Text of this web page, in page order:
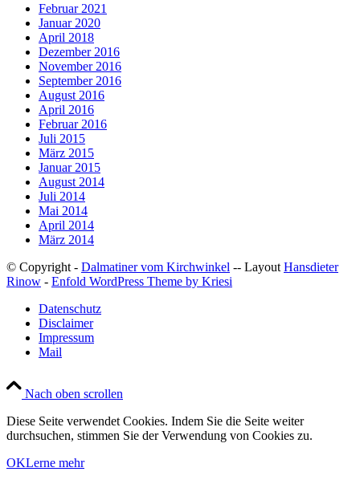
Februar 2021
Januar 2020
April 2018
Dezember 2016
November 2016
September 2016
August 2016
April 2016
Februar 2016
Juli 2015
März 2015
Januar 2015
August 2014
Juli 2014
Mai 2014
April 2014
März 2014
© Copyright - Dalmatiner vom Kirchwinkel -- Layout Hansdieter
Rinow - Enfold WordPress Theme by Kriesi
Datenschutz
Disclaimer
Impressum
Mail
Nach oben scrollen
Diese Seite verwendet Cookies. Indem Sie die Seite weiter
durchsuchen, stimmen Sie der Verwendung von Cookies zu.
OKLerne mehr